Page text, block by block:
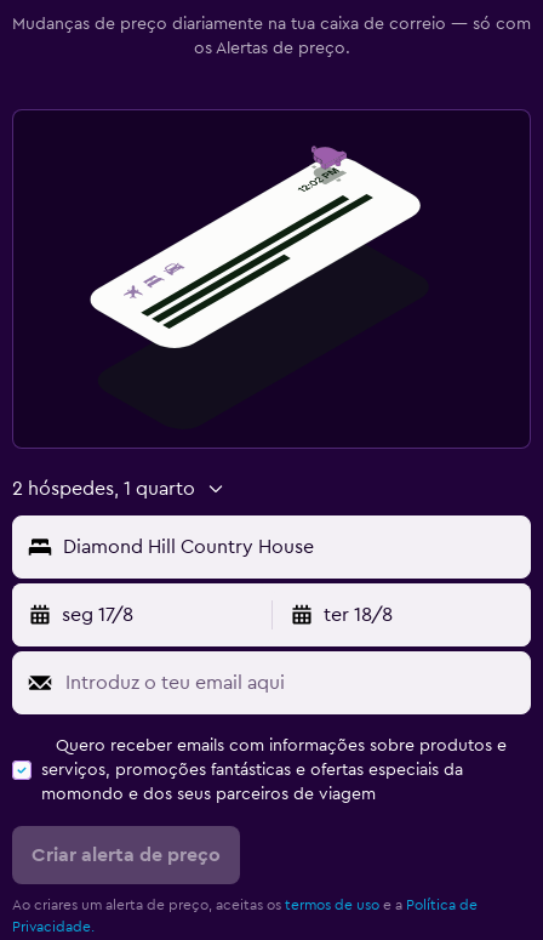
Mudanças de preço diariamente na tua caixa de correio — só com
os Alertas de preço.
2 hóspedes, 1 quarto
Diamond Hill Country House
seg 17/8 ter 18/8
Quero receber emails com informações sobre produtos e
serviços, promoções fantásticas e ofertas especiais da
momondo e dos seus parceiros de viagem
Criar alerta de preço
Ao criares um alerta de preço, aceitas os termos de uso e a Política de
Privacidade.